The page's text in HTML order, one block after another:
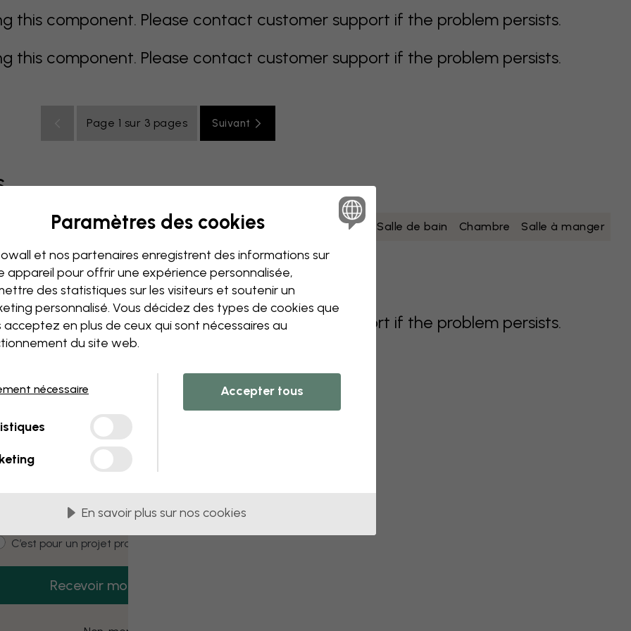
this component. Please contact customer support if the problem persists.
this component. Please contact customer support if the problem persists.
Page 1 sur 3 pages Suivant
orange rose mauve rouge turquoise jaune Salle de bain Chambre Salle à manger
bébé Bureau Chambre ado Plafond
this component. Please contact customer support if the problem persists.
3 échantillons offerts
Recevez 3 échantillons gratuits dès
aujourd’hui.
type
C’est pour un projet pro
Recevoir mon code
Paramètres des cookies
et nos partenaires enregistrent des informations sur
appareil pour offrir une expérience personnalisée,
des statistiques sur les visiteurs et soutenir un
personnalisé. Vous décidez des types de cookies que
acceptez en plus de ceux qui sont nécessaires au
du site web.
nécessaire Accepter tous
En savoir plus sur nos cookies